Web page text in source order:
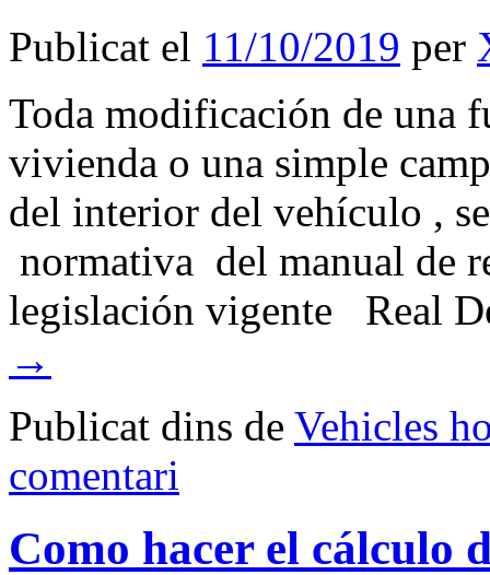
Publicat el 11/10/2019 per
Toda modificación de una
vivienda o una simple
del interior del vehículo ,
normativa del manual de
legislación vigente Real
→
Publicat dins de Vehicles
comentari
Como hacer el cálculo